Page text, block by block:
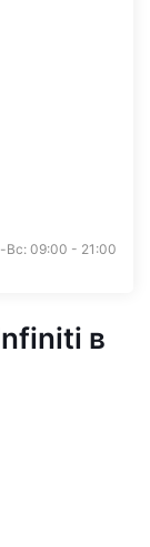
Вс: 09:00 - 21:00
в